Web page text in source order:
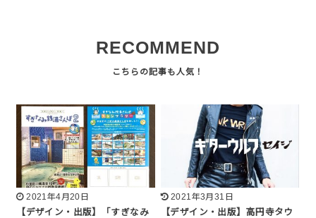
RECOMMEND
2021年4月20日
【デザイン・出版】「すぎなみ
2021年3月31日
【デザイン・出版】高円寺タウ